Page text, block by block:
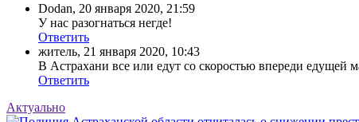
Dodan, 20 января 2020, 21:59
У нас разогнаться негде!
Ответить
житель, 21 января 2020, 10:43
В Астрахани все или едут со скоростью впереди
Ответить
Актуально